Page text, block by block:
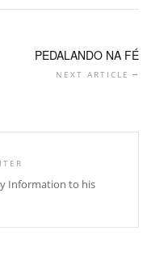
PEDALANDO NA FÉ
NEXT ARTICLE
Information to his